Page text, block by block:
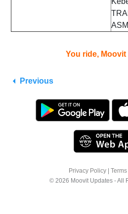
You ride,
Previous
Privacy Policy Terms
© 2026 Moovit Updates - All